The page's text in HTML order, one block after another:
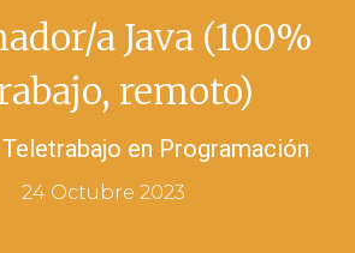
a Java (100%
remoto)
en Programación
24 Octubre 2023